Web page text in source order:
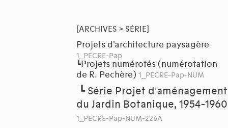
[ARCHIVES > SÉRIE]
Projets d'architecture paysagère
1_PECRE-Pap
┗Projets numérotés (numérotation
de R. Pechère) 1_PECRE-Pap-NUM
┗ Série Projet d'aménagement
du Jardin Botanique, 1954-1960
1_PECRE-Pap-NUM-226A